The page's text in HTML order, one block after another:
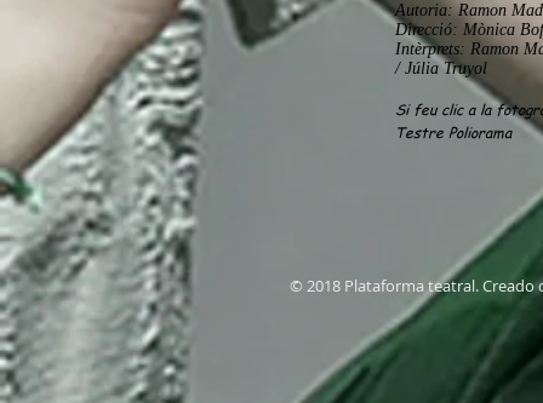
Autoria: Ramon
Direcció: Mònica
Intèrprets: Ramon
/ Júlia Truyol
Si feu clic a la
Testre Poliorama
© 2018 Plataforma teatral. Creado